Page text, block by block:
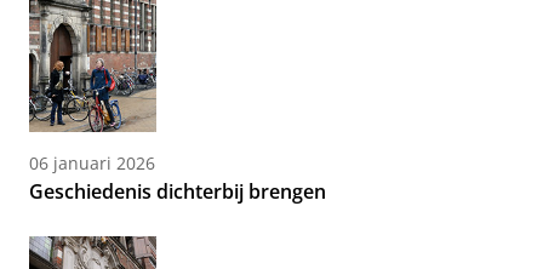
06 januari 2026
Geschiedenis dichterbij brengen